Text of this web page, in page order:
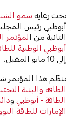
تحت رعايةسمو
أبوظبي رئيس
الثانية من ا لمؤتمر
أبوظبي الوطنية
إلى 10 مايو المقبل.
تنظّم هذا المؤتمر
الطاقة والبنية
الطاقة - أبوظبي و
الإمارات للطاقة